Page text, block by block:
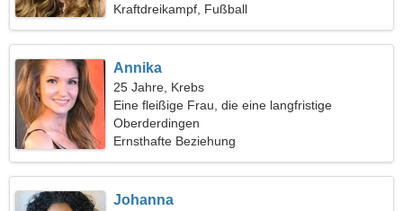
Kraftdreikampf, Fußball
Annika
25 Jahre, Krebs
Eine fleißige Frau, die eine langfristige
Beziehung sucht
Oberderdingen
Ernsthafte Beziehung
Johanna